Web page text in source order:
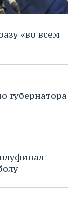
«во всем
губернатора